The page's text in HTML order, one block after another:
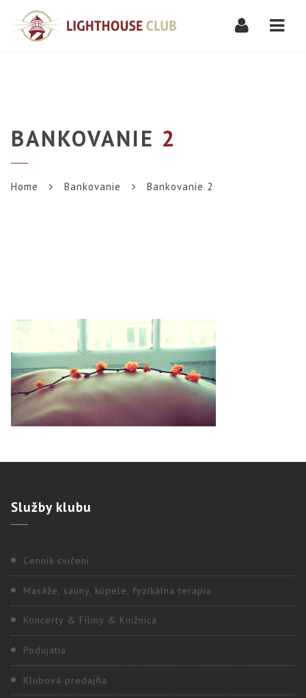
BANKOVANIE 2
Home Bankovanie Bankovanie 2
Službyklubu
Cenník cvičení
Masáže, sauny, kúpele, fyzikálna terapia
Koncerty & Filmy & Knižnica
Podujatia
Klubová predajňa